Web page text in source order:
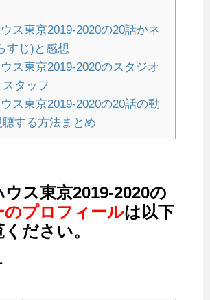
ス東京2019-2020の20話かネ
すじ)と感想
ス東京2019-2020のスタジオ
タッフ
ス東京2019-2020の20話の動
する方法まとめ
ス東京2019-2020の
のプロフィールは以下
ださい。